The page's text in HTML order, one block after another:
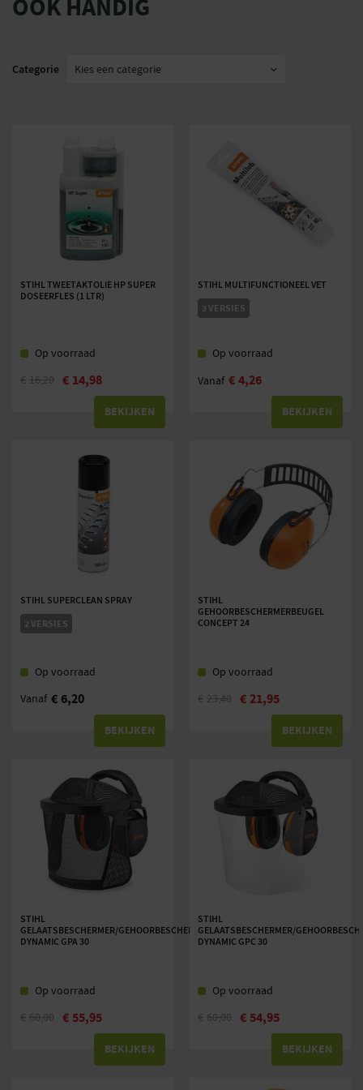
OOK HANDIG
Categorie
STIHL TWEETAKTOLIE HP SUPER
DOSEERFLES (1 LTR)
Op voorraad
€ 16,20 € 14,98
BEKIJKEN
STIHL MULTIFUNCTIONEEL VET
3 VERSIES
Op voorraad
Vanaf €4,26
BEKIJKEN
STIHL SUPERCLEAN SPRAY
2 VERSIES
Op voorraad
Vanaf € 6,20
BEKIJKEN
STIHL
GEHOORBESCHERMERBEUGEL
CONCEPT 24
Op voorraad
€ 23,40 €21,95
BEKIJKEN
STIHL
GELAATSBESCHERMER/GEHOORBESCHERMER
DYNAMIC GPA 30
Op voorraad
€ 60,00 € 55,95
BEKIJKEN
STIHL
GELAATSBESCHERMER/
DYNAMIC GPC 30
Op voorraad
€ 60,00 € 54,95
BEKIJKEN